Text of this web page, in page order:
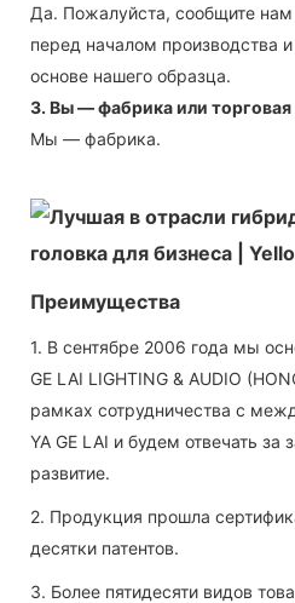
Да. Пожалуйста, сообщите
перед началом производства и
основе нашего образца.
3. Вы — фабрика или торговая
Мы — фабрика.
Преимущества
1. В сентябре 2006 года мы
GE LAI LIGHTING & AUDIO
рамках сотрудничества с
YA GE LAI и будем отвечать
развитие.
2. Продукция прошла
десятки патентов.
3. Более пятидесяти видов